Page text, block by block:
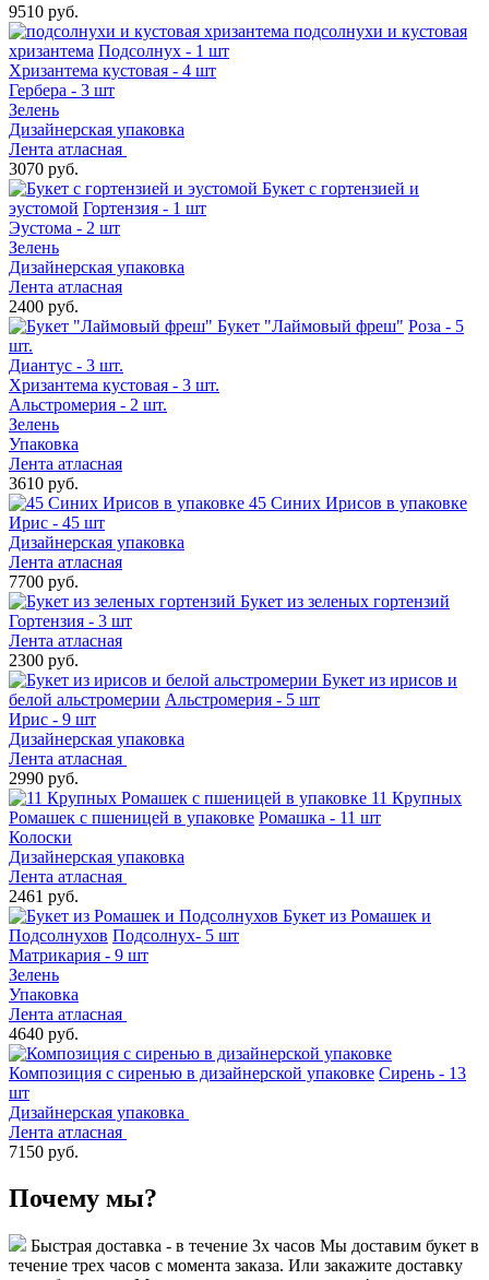
9510 руб.
подсолнухи и кустовая
хризантема Подсолнух - 1 шт
Хризантема кустовая - 4 шт
Гербера - 3 шт
Зелень
Дизайнерская упаковка
Лента атласная
3070 руб.
Букет с гортензией и
эустомой Гортензия - 1 шт
Эустома - 2 шт
Зелень
Дизайнерская упаковка
Лента атласная
2400 руб.
Букет "Лаймовый фреш" Роза - 5
шт.
Диантус - 3 шт.
Хризантема кустовая - 3 шт.
Альстромерия - 2 шт.
Зелень
Упаковка
Лента атласная
3610 руб.
45 Синих Ирисов в упаковке
Ирис - 45 шт
Дизайнерская упаковка
Лента атласная
7700 руб.
Букет из зеленых гортензий
Гортензия - 3 шт
Лента атласная
2300 руб.
Букет из ирисов и
белой альстромерии Альстромерия - 5 шт
Ирис - 9 шт
Дизайнерская упаковка
Лента атласная
2990 руб.
11 Крупных
Ромашек с пшеницей в упаковке Ромашка - 11 шт
Колоски
Дизайнерская упаковка
Лента атласная
2461 руб.
Букет из Ромашек и
Подсолнухов Подсолнух- 5 шт
Матрикария - 9 шт
Зелень
Упаковка
Лента атласная
4640 руб.
Композиция с сиренью в дизайнерской упаковке Сирень - 13
шт
Дизайнерская упаковка
Лента атласная
7150 руб.
Почему мы?
Быстрая доставка - в течение 3х часов Мы доставим букет в
течение трех часов с момента заказа. Или закажите доставку